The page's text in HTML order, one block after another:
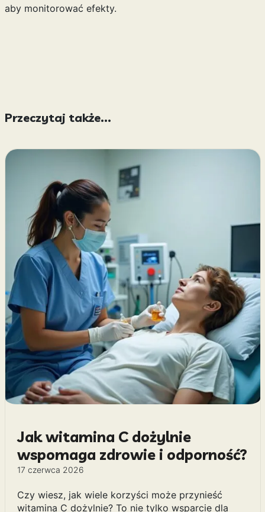
aby monitorować efekty.
Przeczytaj także...
Jak witamina C dożylnie
wspomaga zdrowie i odporność?
17 czerwca 2026
Czy wiesz, jak wiele korzyści może przynieść
witamina C dożylnie? To nie tylko wsparcie dla